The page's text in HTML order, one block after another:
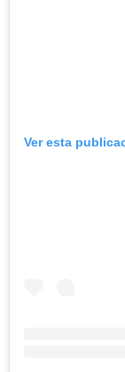
Ver esta